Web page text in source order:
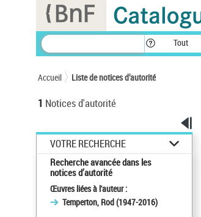
Tout
Accueil Liste de notices d’autorité
1 Notices d'autorité
VOTRE RECHERCHE
Recherche avancée dans les
notices d’autorité
Œuvres liées à l'auteur :
Temperton, Rod (1947-2016)
Panneau de gestion des cookies